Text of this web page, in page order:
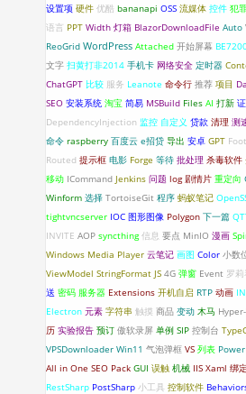
设置项 硬件 优酷 bananapi OSS 流媒体 控件 犯
语言 PPT Width 灯箱 BlazorDownloadFile Auto
ReoGrid WordPress Attached 开始屏幕
文字 扫黄打非2014 手机卡 网络安全 定时器
ChatGPT 比较 服务 Leanote 命令行 推荐 项目
SEO 安装系统 淘宝 简易 MSBuild Files AI 打新
DependencyInjection 监控 自定义 贷款 清理 测
命令 raspberry 百度云 e招贷 导出 安卓 GPT
Routed 提示框 电影 Forge 等待 批处理 杀毒软件
移动 ICommand Jenkins 问题 log 剧情片 重定向
Winform 选择 TortoiseGit 程序 蚂蚁笔记
tightvncserver IOC 图形图像 Polygon 下一篇
INVITE AOP syncthing 信息 要点 MinIO 漫画
Windows Media Player 云笔记 画图 Color 小数
ViewModel StringFormat JS 4G 弹窗 Event 罗莉
送 密码 服务器 Extensions 开机自启 RTP 动画
Electron 元素 字符串 触摸 商品 变动 木马
历 实验报告 预订 傲软录屏 单例 SIP 控制台
VPSDownloader Win11 气泡弹框 VS 列表
All in One SEO Pack GUI 误触 机械 IIS Xaml 绑
RestSharp PostSharp 小工具 控制软件